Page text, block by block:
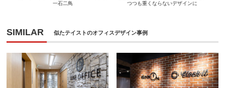
一石二鳥
つつも重くならないデザインに
SIMILAR 似たテイストのオフィスデザイン事例